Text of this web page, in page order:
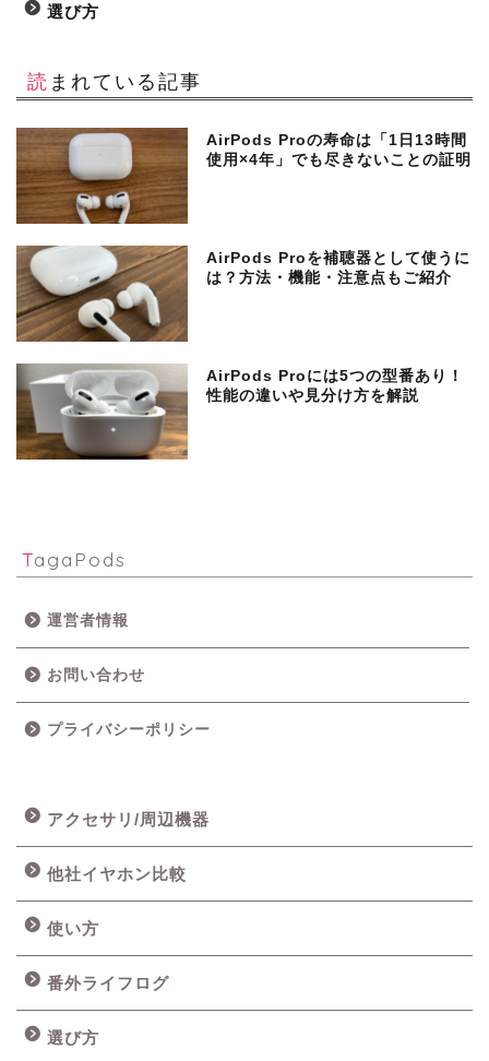
選び方
読まれている記事
AirPods Proの寿命は「1日13時間
使用×4年」でも尽きないことの証明
AirPods Proを補聴器として使うに
は？方法・機能・注意点もご紹介
AirPods Proには5つの型番あり！
性能の違いや見分け方を解説
TagaPods
運営者情報
お問い合わせ
プライバシーポリシー
アクセサリ/周辺機器
他社イヤホン比較
使い方
番外ライフログ
選び方